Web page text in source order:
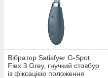
Вібратор Satisfyer G-Spot
Flex 3 Grey, гнучкий стовбур
із фіксацією положення